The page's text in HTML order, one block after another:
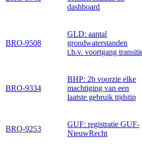
dashboard
BRO-9508
GLD: aantal
grondwaterstanden
t.b.v. voortgang
BRO-9334
BHP: 2b voorzie elke
machtiging van een
laatste gebruik tijdstip
BRO-9253
GUF: registratie GUF-
NieuwRecht